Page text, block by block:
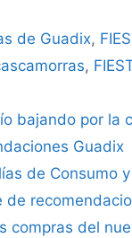
de Guadix,
,
bajando por la
Guadix
de Consumo
de
compras del